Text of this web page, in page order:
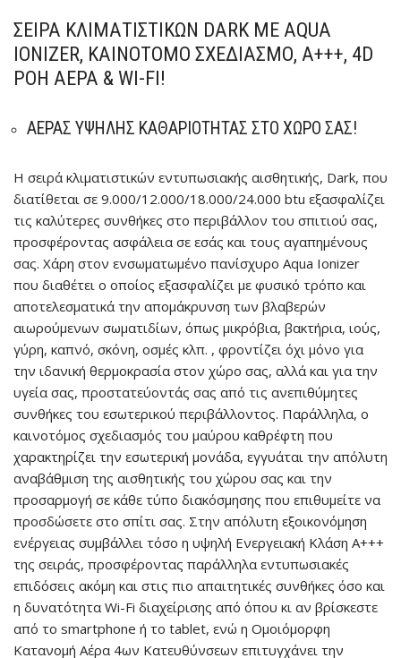
ΣΕΙΡΆ ΚΛΙΜΑΤΙΣΤΙΚΏΝ DARK ΜΕ AQUA
IONIZER, ΚΑΙΝΟΤΌΜΟ ΣΧΕΔΙΑΣΜΌ, Α+++, 4D
ΡΟΉ ΑΈΡΑ & WI-FI!
ΑΈΡΑΣ ΥΨΗΛΉΣ ΚΑΘΑΡΙΌΤΗΤΑΣ ΣΤΟ ΧΏΡΟ ΣΑΣ!
Η σειρά κλιματιστικών εντυπωσιακής αισθητικής, Dark, που
διατίθεται σε 9.000/12.000/18.000/24.000 btu εξασφαλίζει
τις καλύτερες συνθήκες στο περιβάλλον του σπιτιού σας,
προσφέροντας ασφάλεια σε εσάς και τους αγαπημένους
σας. Χάρη στον ενσωματωμένο πανίσχυρο Aqua Ionizer
που διαθέτει ο οποίος εξασφαλίζει με φυσικό τρόπο και
αποτελεσματικά την απομάκρυνση των βλαβερών
αιωρούμενων σωματιδίων, όπως μικρόβια, βακτήρια, ιούς,
γύρη, καπνό, σκόνη, οσμές κλπ. , φροντίζει όχι μόνο για
την ιδανική θερμοκρασία στον χώρο σας, αλλά και για την
υγεία σας, προστατεύοντάς σας από τις ανεπιθύμητες
συνθήκες του εσωτερικού περιβάλλοντος. Παράλληλα, ο
καινοτόμος σχεδιασμός του μαύρου καθρέφτη που
χαρακτηρίζει την εσωτερική μονάδα, εγγυάται την απόλυτη
αναβάθμιση της αισθητικής του χώρου σας και την
προσαρμογή σε κάθε τύπο διακόσμησης που επιθυμείτε να
προσδώσετε στο σπίτι σας. Στην απόλυτη εξοικονόμηση
ενέργειας συμβάλλει τόσο η υψηλή Ενεργειακή Κλάση Α+++
της σειράς, προσφέροντας παράλληλα εντυπωσιακές
επιδόσεις ακόμη και στις πιο απαιτητικές συνθήκες όσο και
η δυνατότητα Wi-Fi διαχείρισης από όπου κι αν βρίσκεστε
από το smartphone ή το tablet, ενώ η Ομοιόμορφη
Κατανομή Αέρα 4ων Κατευθύνσεων επιτυγχάνει την